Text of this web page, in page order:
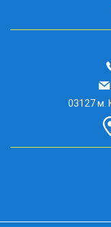
03127 м.